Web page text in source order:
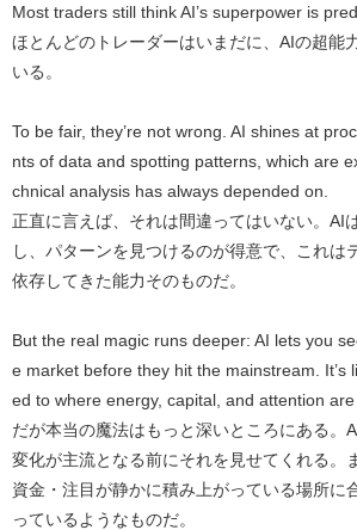
Most traders still think AI’s superpower is
ほとんどのトレーダーはいまだに、AIの超能
いる。
To be fair, they’re not wrong. AI shines at
nts of data and spotting patterns, which are
chnical analysis has always depended on.
正直に言えば、それは間違ってはいない。AI
し、パターンを見つけるのが得意で、これは
依存してきた能力そのものだ。
But the real magic runs deeper: AI lets you
e market before they hit the mainstream. It’s
ed to where energy, capital, and attention
だが本当の魔法はもっと深いところにある。
変化が主流となる前にそれを見せてくれる。
資金・注目が静かに積み上がっている場所に
っているようなものだ。